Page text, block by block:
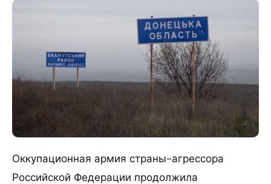
Оккупационная армия страны-агрессора
Российской Федерации продолжила